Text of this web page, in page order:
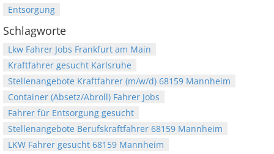
Entsorgung
Schlagworte
Lkw Fahrer Jobs Frankfurt am Main
Kraftfahrer gesucht Karlsruhe
Stellenangebote Kraftfahrer (m/w/d) 68159 Mannheim
Container (Absetz/Abroll) Fahrer Jobs
Fahrer für Entsorgung gesucht
Stellenangebote Berufskraftfahrer 68159 Mannheim
LKW Fahrer gesucht 68159 Mannheim